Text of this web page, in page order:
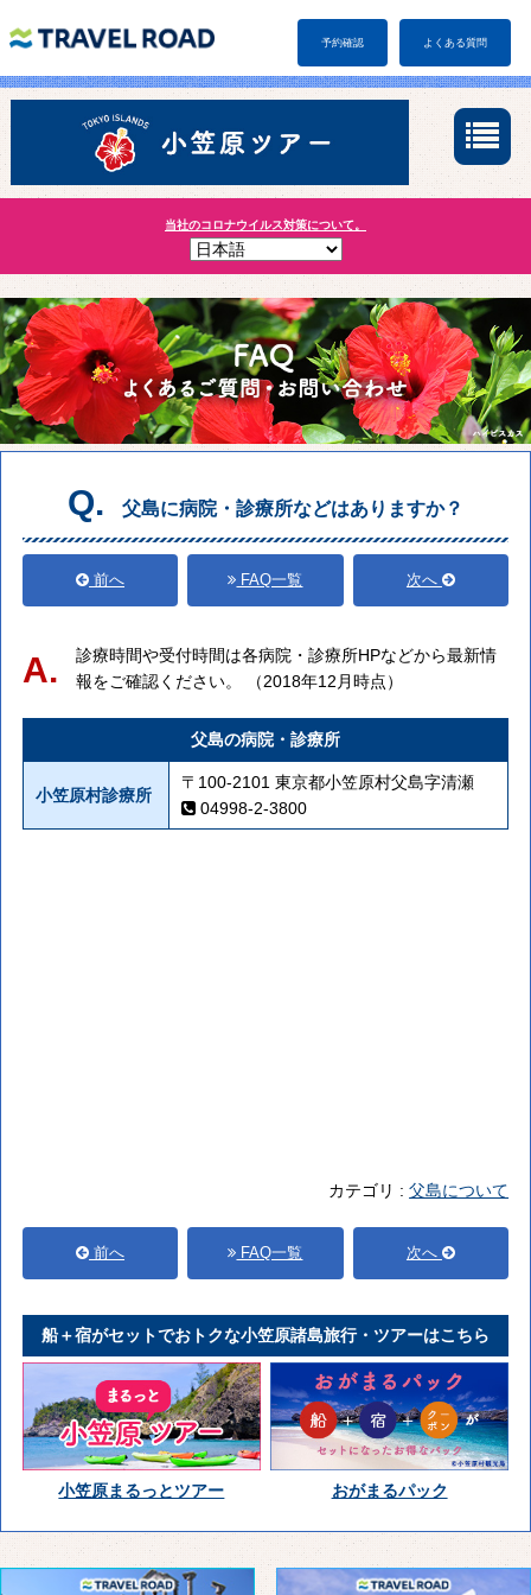
予約確認 よくある質問
当社のコロナウイルス対策について。
Q. 父島に病院・診療所などはありますか？
前へ FAQ一覧 次へ
A.
診療時間や受付時間は各病院・診療所HPなどから最新情
報をご確認ください。 （2018年12月時点）
父島の病院・診療所
小笠原村診療所
〒100-2101 東京都小笠原村父島字清瀬
04998-2-3800
カテゴリ :父島について
前へ FAQ一覧 次へ
船＋宿がセットでおトクな小笠原諸島旅行・ツアーはこちら
小笠原まるっとツアー おがまるパック